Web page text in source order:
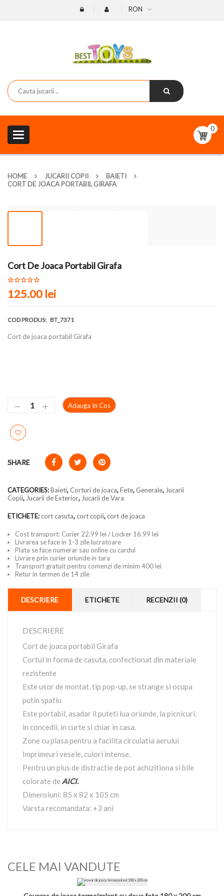
RON
Toggle
navigation
0
HOME JUCARII COPII
BAIETI
CORT DE JOACA PORTABIL GIRAFA
Cort De Joaca Portabil Girafa
125.00 lei
COD PRODUS: BT_7371
Cort de joaca portabil Girafa
Adauga In Cos
SHARE
CATEGORIES:Baieti,Corturi de joaca,Fete, Generale, Jucarii
Copii, Jucarii de Exterior, Jucarii de Vara
ETICHETE:cort casuta,cort copii,cort de joaca
Cost transport: Curier 22.99 lei / Locker 16.99 lei
Livrarea se face in 1-3 zile lucratoare
Plata se face numerar sau online cu cardul
Livrare prin curier oriunde in tara
Transport gratuit pentru comenzi de minim 400 lei
Retur in termen de 14 zile
DESCRIERE ETICHETE RECENZII (0)
DESCRIERE
Cort de joaca portabil Girafa
Cortul in forma de casuta, confectionat din materiale
rezistente
Este usor de montat, tip pop-up, se strange si ocupa
putin spatiu
Este portabil, asadar il puteti lua oriunde, la picnicuri,
in concedii, in curte si chiar in casa.
Zone cu plasa pentru a facilita circulatia aerului
Imprimeuri vesele, culori intense.
Pentru un plus de distractie de pot achizitiona si bile
colorate de AICI.
Dimensiuni: 85 x 82 x 105 cm
Varsta recomandata: +3 ani
CELE MAI VANDUTE